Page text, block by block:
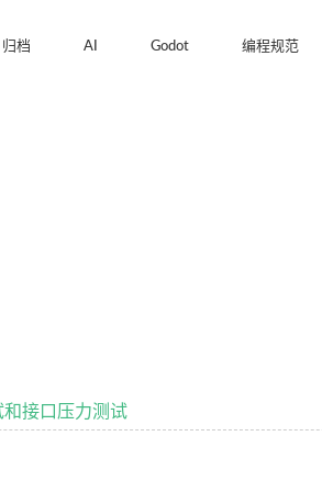
归档 AI Godot 编程规范
接口压力测试